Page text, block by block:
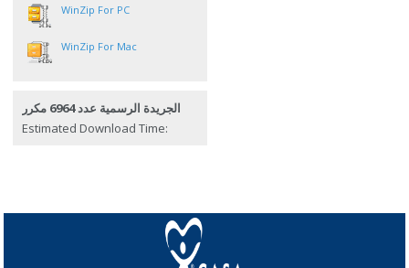
WinZip For PC
WinZip For Mac
الجريدة الرسمية عدد 6964 مكرر
Estimated Download Time: